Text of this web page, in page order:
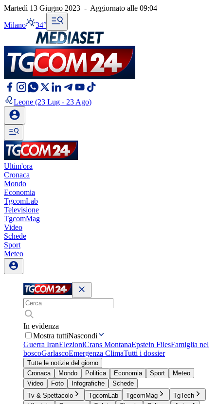
Martedì 13 Giugno 2023 - Aggiornato alle 09:04
Milano 34°
Leone (23 Lug - 23 Ago)
Ultim'ora
Cronaca
Mondo
Economia
TgcomLab
Televisione
TgcomMag
Video
Schede
Sport
Meteo
In evidenza
Mostra tuttiNascondi
Guerra IranElezioniCrans MontanaEpstein FilesFamiglia nel
boscoGarlascoEmergenza ClimaTutti i dossier
Tutte le notizie del giorno
Cronaca
Mondo Politica Economia Sport
Meteo
Video
Foto Infografiche
Schede
Tv & Spettacolo
TgcomLab TgcomMag
TgTech